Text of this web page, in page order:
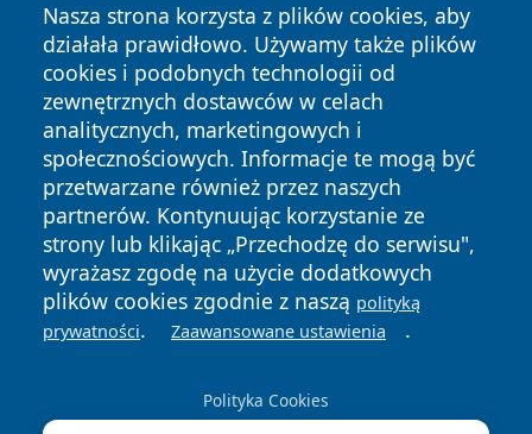
Nasza strona korzysta z plików cookies, aby
działała prawidłowo. Używamy także plików
cookies i podobnych technologii od
zewnętrznych dostawców w celach
analitycznych, marketingowych i
społecznościowych. Informacje te mogą być
przetwarzane również przez naszych
partnerów. Kontynuując korzystanie ze
strony lub klikając „Przechodzę do serwisu",
wyrażasz zgodę na użycie dodatkowych
plików cookies zgodnie z naszą polityką
prywatności. Zaawansowane ustawienia .
Polityka Cookies
Copyright © 2026 ostrolecki24.pl Wszystkie prawa
zastrzeżone.
News Autorzy
Polityka
Prywatności
Polityka
Cookies